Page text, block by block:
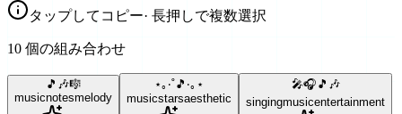
タップしてコピー· 長押しで複数選択
10 個の組み合わせ
🎵🎶🎼
musicnotesmelody
⋆｡‧˚🎵‧｡⋆
musicstarsaesthetic
🎤🎧🎵🎶
singingmusicentertainment